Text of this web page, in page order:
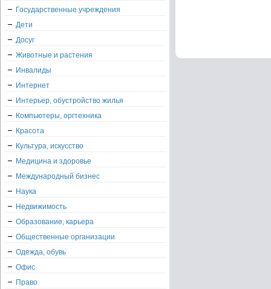
Государственные учреждения
Дети
Досуг
Животные и растения
Инвалиды
Интернет
Интерьер, обустройство жилья
Компьютеры, оргтехника
Красота
Культура, искусство
Медицина и здоровье
Международный бизнес
Наука
Недвижимость
Образование, карьера
Общественные организации
Одежда, обувь
Офис
Право